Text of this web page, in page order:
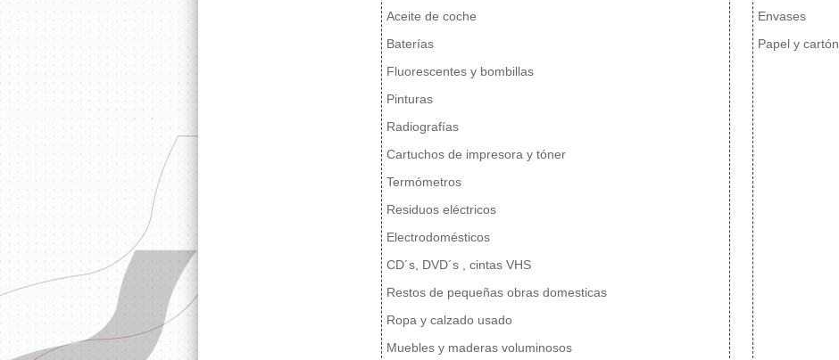
Aceite de coche
Baterías
Fluorescentes y bombillas
Pinturas
Radiografías
Cartuchos de impresora y tóner
Termómetros
Residuos eléctricos
Electrodomésticos
CD´s, DVD´s , cintas VHS
Restos de pequeñas obras domesticas
Ropa y calzado usado
Muebles y maderas voluminosos
Envases
Papel y cartón